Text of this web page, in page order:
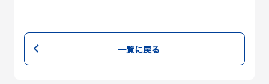
一覧に戻る